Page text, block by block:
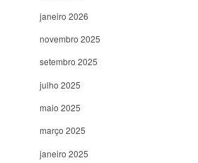
janeiro 2026
novembro 2025
setembro 2025
julho 2025
maio 2025
março 2025
janeiro 2025